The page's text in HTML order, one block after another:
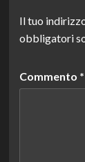
Il tuo
obbligatori
Commento *